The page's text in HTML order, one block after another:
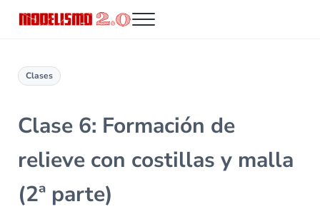
Menu
Clases
Clase 6: Formación de
relieve con costillas y malla
(2ª parte)